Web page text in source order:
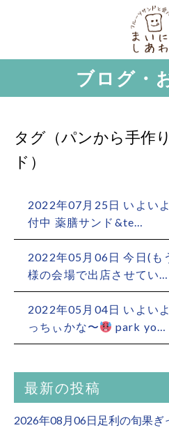
ブログ・
タグ（パンから手作
ド）
2022年07月25日 いよい
付中 薬膳サンド&te…
2022年05月06日 今日(も
様の会場で出店させてい…
2022年05月04日 いよい
っちぃかな〜
park yo…
最新の投稿
2026年08月06日足利の旬果ぎ